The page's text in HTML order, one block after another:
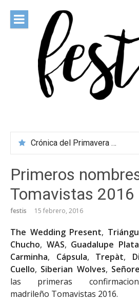
contenido
Crónica del Primavera Sound Porto 2026
Primeros
Tomavistas 2016
festis 15 febrero, 2016
The Wedding Present,
Chucho, WAS, Guadalupe Plata
Carminha, Cápsula, Trepàt,
Cuello­­, Siberian Wolves,
las primeras
madrileño Tomavistas 2016.